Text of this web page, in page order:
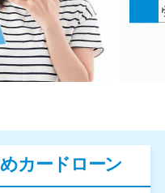
カードローン